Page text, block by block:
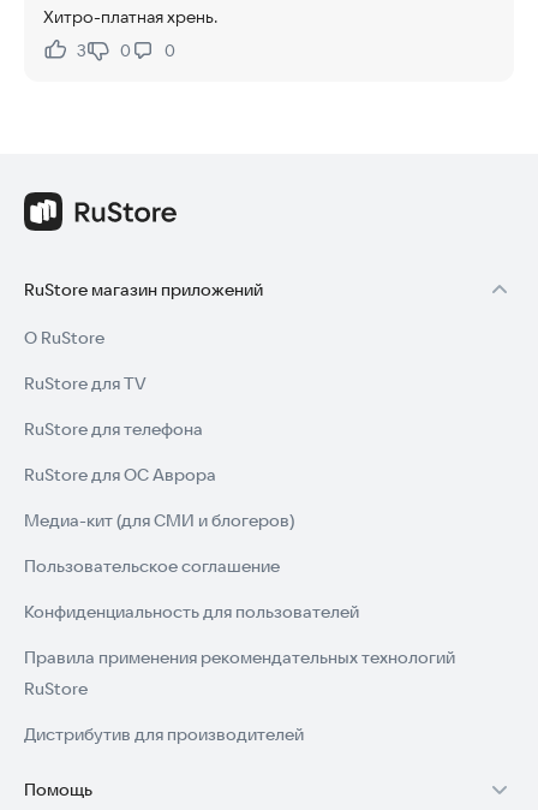
Хитро-платная хрень.
Нравится:
3Не нравится:
0 0
RuStore магазин приложений
О RuStore
RuStore для TV
RuStore для телефона
RuStore для ОС Аврора
Медиа-кит (для СМИ и блогеров)
Пользовательское соглашение
Конфиденциальность для пользователей
Правила применения рекомендательных технологий
RuStore
Дистрибутив для производителей
Помощь